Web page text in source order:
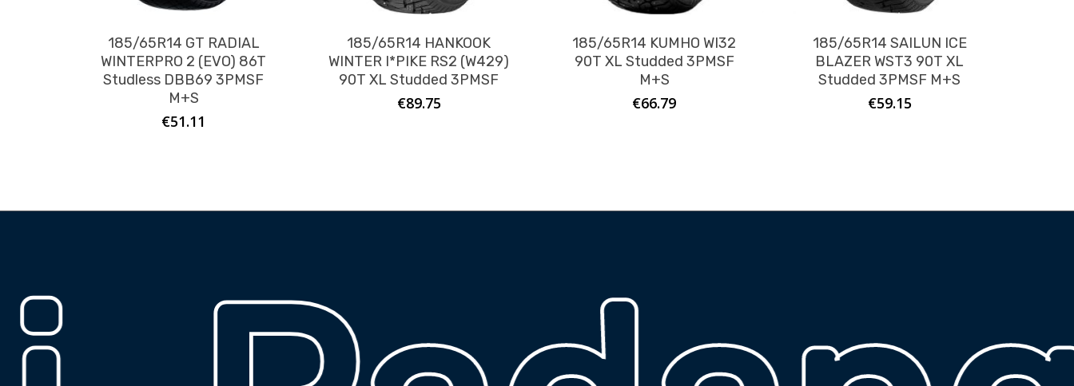
185/65R14 GT RADIAL
WINTERPRO 2 (EVO) 86T
Studless DBB69 3PMSF
M+S
€51.11
185/65R14 HANKOOK
WINTER I*PIKE RS2 (W429)
90T XL Studded 3PMSF
€89.75
185/65R14 KUMHO WI32
90T XL Studded 3PMSF
M+S
€66.79
185/65R14 SAILUN ICE
BLAZER WST3 90T XL
Studded 3PMSF M+S
€59.15